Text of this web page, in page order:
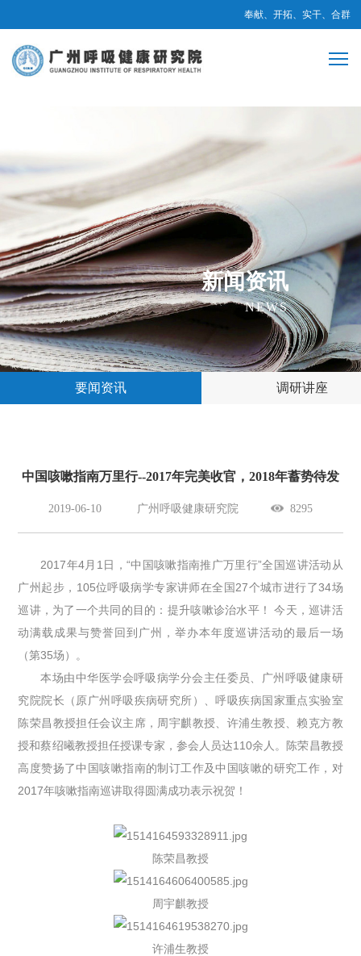
奉献、开拓、实干、合群
新闻资讯
NEWS
要闻资讯 调研讲座
中国咳嗽指南万里行--2017年完美收官，2018年蓄势待发
2019-06-10 广州呼吸健康研究院 8295
2017年4月1日，“中国咳嗽指南推广万里行”全国巡讲活动从
广州起步，105位呼吸病学专家讲师在全国27个城市进行了34场
巡讲，为了一个共同的目的：提升咳嗽诊治水平！ 今天，巡讲活
动满载成果与赞誉回到广州，举办本年度巡讲活动的最后一场
（第35场）。
本场由中华医学会呼吸病学分会主任委员、广州呼吸健康研
究院院长（原广州呼吸疾病研究所）、呼吸疾病国家重点实验室
陈荣昌教授担任会议主席，周宇麒教授、许浦生教授、赖克方教
授和蔡绍曦教授担任授课专家，参会人员达110余人。陈荣昌教授
高度赞扬了中国咳嗽指南的制订工作及中国咳嗽的研究工作，对
2017年咳嗽指南巡讲取得圆满成功表示祝贺！
陈荣昌教授
周宇麒教授
许浦生教授